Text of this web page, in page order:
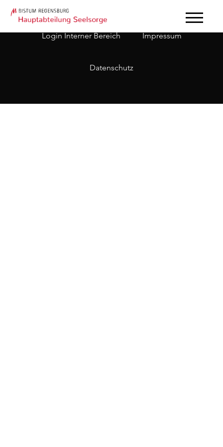
Login Interner Bereich Impressum
Datenschutz